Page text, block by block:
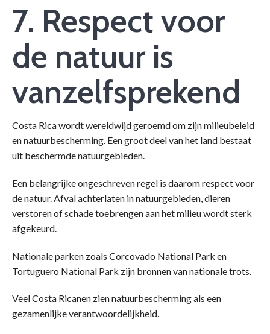
7. Respect voor
de natuur is
vanzelfsprekend
Costa Rica wordt wereldwijd geroemd om zijn milieubeleid
en natuurbescherming. Een groot deel van het land bestaat
uit beschermde natuurgebieden.
Een belangrijke ongeschreven regel is daarom respect voor
de natuur. Afval achterlaten in natuurgebieden, dieren
verstoren of schade toebrengen aan het milieu wordt sterk
afgekeurd.
Nationale parken zoals Corcovado National Park en
Tortuguero National Park zijn bronnen van nationale trots.
Veel Costa Ricanen zien natuurbescherming als een
gezamenlijke verantwoordelijkheid.